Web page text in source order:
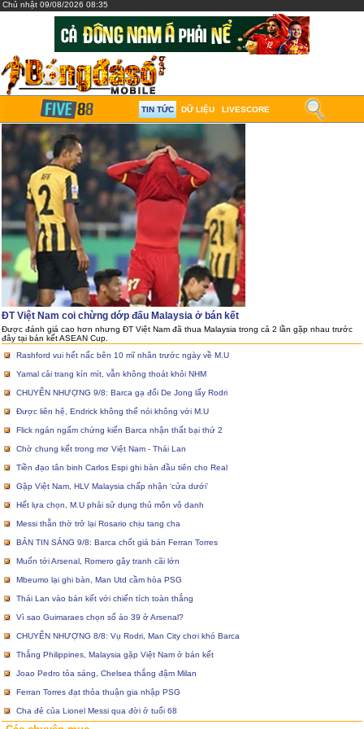
Chủ nhật 09/08/2026 08:35
TIN TỨC DỮ LIỆU LIVESCORE
ĐT Việt Nam coi chừng dớp đấu Malaysia ở bán kết
Được đánh giá cao hơn nhưng ĐT Việt Nam đã thua Malaysia trong cả 2 lần gặp nhau trước
đây tại bán kết ASEAN Cup.
Rashford vui hết nấc bên 10 mĩ nhân trước ngày về M.U
Yamal cải trang kín mít, vẫn không thoát khỏi NHM
CHUYỂN NHƯỢNG 9/8: Barca gạ đổi De Jong lấy Rodri
Được liên hệ, Endrick không thể nói không với M.U
Flick ngán ngẩm chứng kiến Barca nhận thất bại thứ 2
Chờ chung kết trong mơ Việt Nam - Thái Lan
Tiền đạo tân binh Carlos Espi ghi bàn đầu tiên cho Real
Gặp Việt Nam, HLV Malaysia chấp nhận ‘cửa dưới’
Hết lựa chọn, M.U phải sử dụng thủ môn vô danh
Messi thẫn thờ trở lại Rosario chịu tang cha
BẢN TIN SÁNG 9/8: Barca chốt giá bán Ferran Torres
Muốn tới Arsenal, Romero gây tranh cãi lớn
Mbeumo lại ghi bàn, Man Utd cầm hòa PSG
Thái Lan vào bán kết với chiến tích toàn thắng
Vì sao Guimaraes chọn số áo 39 ở Arsenal?
CHUYỂN NHƯỢNG 8/8: Vụ Rodri, Man City chơi khó Barca
Thắng Philippines, Malaysia gặp Việt Nam ở bán kết
Joao Pedro tỏa sáng, Chelsea thắng đậm Milan
Ferran Torres đạt thỏa thuận gia nhập PSG
Cha đẻ của Lionel Messi qua đời ở tuổi 68